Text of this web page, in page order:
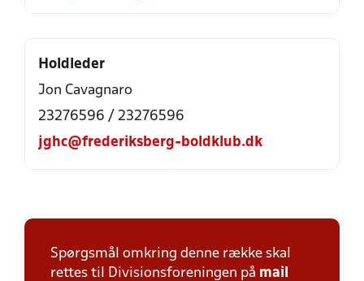
Holdleder
Jon Cavagnaro
23276596 / 23276596
jghc@frederiksberg-boldklub.dk
Spørgsmål omkring denne række skal
rettes til Divisionsforeningen på mail